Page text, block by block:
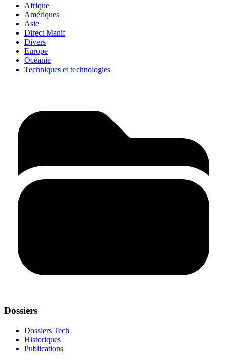
Afrique
Amériques
Asie
Direct Manif
Divers
Europe
Océanie
Techniques et technologies
Dossiers
Dossiers Tech
Historiques
Publications